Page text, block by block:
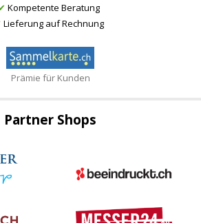
Kompetente Beratung
Lieferung auf Rechnung
Prämie für Kunden
Partner Shops